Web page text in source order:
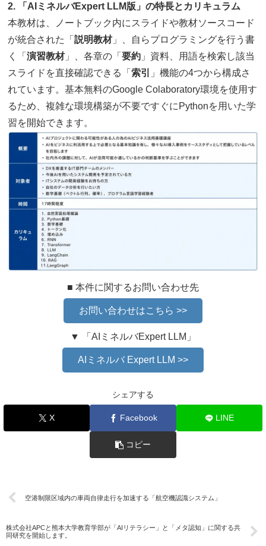
2. 「AIミネルバExpert LLM版」の特長とカリキュラム
本教材は、ノートブック内にスライドや教材ソースコード
が統合された「説明教材」、自らプログラミングを行う書
く「演習教材」、各章の「要約 」資料、用語を検索し該当
スライドを直接確認できる「索引
」機能の4つから構成さ
れています。基本無料のGoogle Colaboratory環境を使用す
るため、複雑な環境構築が不要ですぐにPythonを用いた学
習を開始できます。
■ 本件に関するお問い合わせ先
お問い合わせはこちら >>
▼ 「AIミネルバExpert LLM」
AIミネルバ Expert LLM >>
シェアする
X Facebook LINE
コピー
空港制限区域内の車両自律走行を加速する「航空機認識システム」
株式会社APCと熊本大学教育学部が「AIリテラシー」と「メタ認知」に関する共
同研究を開始します。